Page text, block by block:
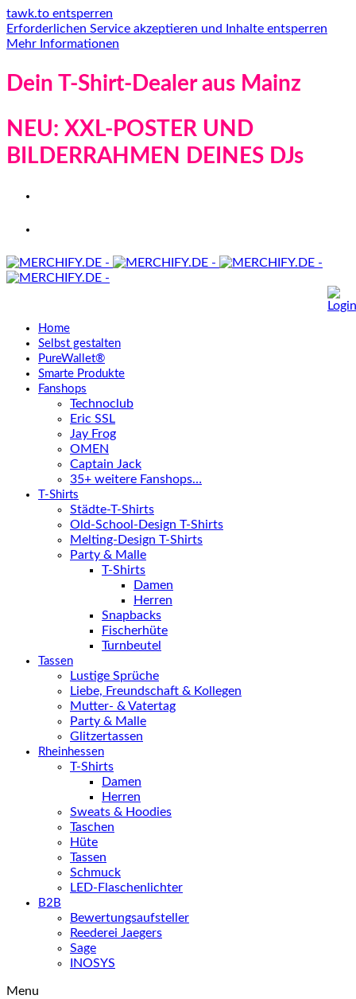
tawk.to entsperren
Erforderlichen Service akzeptieren und Inhalte entsperren
Mehr Informationen
Dein T-Shirt-Dealer aus Mainz
NEU: XXL-POSTER UND
BILDERRAHMEN DEINES DJs
Home
Selbst gestalten
PureWallet®
Smarte Produkte
Fanshops
Technoclub
Eric SSL
Jay Frog
OMEN
Captain Jack
35+ weitere Fanshops…
T-Shirts
Städte-T-Shirts
Old-School-Design T-Shirts
Melting-Design T-Shirts
Party & Malle
T-Shirts
Damen
Herren
Snapbacks
Fischerhüte
Turnbeutel
Tassen
Lustige Sprüche
Liebe, Freundschaft & Kollegen
Mutter- & Vatertag
Party & Malle
Glitzertassen
Rheinhessen
T-Shirts
Damen
Herren
Sweats & Hoodies
Taschen
Hüte
Tassen
Schmuck
LED-Flaschenlichter
B2B
Bewertungsaufsteller
Reederei Jaegers
Sage
INOSYS
Menu